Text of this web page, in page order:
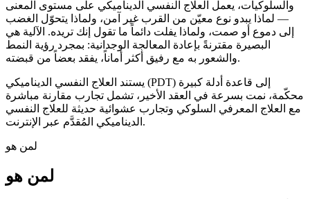
والسلوكيات، يعمل العلاج النفسي الديناميكي على مستوى المعنى
— لماذا يبدو نوع معيّن من القرب غير آمن، ولماذا يتحوّل الغضب
إلى دموع أو صمت، ولماذا يفلت دائماً ما تقول إنك تريده. الآلية هي
البصيرة مقترنةً بإعادة المعالجة الوجدانية: بمجرد رؤية النمط
والشعور به مع رفيق أكثر أماناً، يفقد بعضاً من قبضته.
يستند العلاج النفسي الديناميكي (PDT) إلى قاعدة أدلة كبيرة
محكّمة، نمت بسرعة في العقد الأخير، تشمل تجارب مقارنة مباشرة
مع العلاج المعرفي السلوكي وتجارب عشوائية حديثة للعلاج النفسي
الديناميكي المُقدَّم عبر الإنترنت.
لمن هو
لمن هو